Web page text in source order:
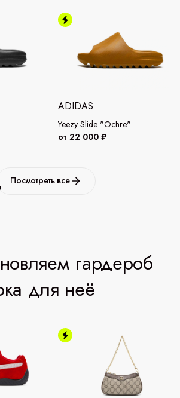
ADIDAS
Yeezy Slide "Ochre"
от 22 000 ₽
Посмотреть все
гардероб
для неё